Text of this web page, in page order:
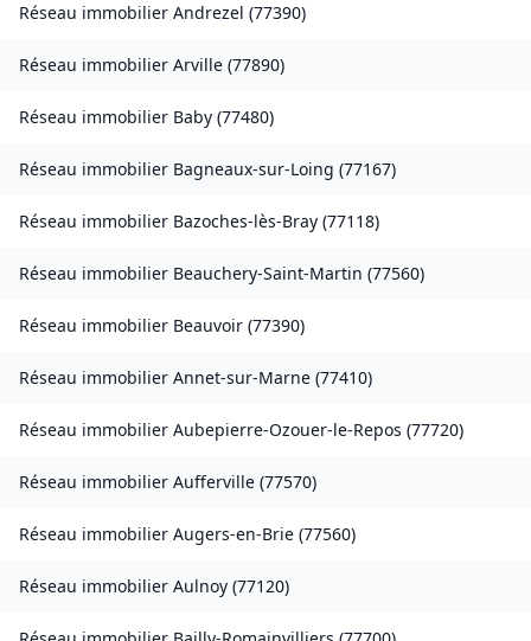
Réseau immobilier Andrezel (77390)
Réseau immobilier Arville (77890)
Réseau immobilier Baby (77480)
Réseau immobilier Bagneaux-sur-Loing (77167)
Réseau immobilier Bazoches-lès-Bray (77118)
Réseau immobilier Beauchery-Saint-Martin (77560)
Réseau immobilier Beauvoir (77390)
Réseau immobilier Annet-sur-Marne (77410)
Réseau immobilier Aubepierre-Ozouer-le-Repos (77720)
Réseau immobilier Aufferville (77570)
Réseau immobilier Augers-en-Brie (77560)
Réseau immobilier Aulnoy (77120)